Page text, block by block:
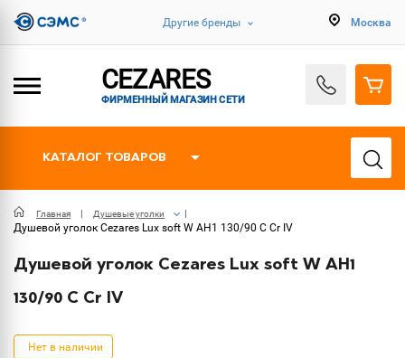
Другие бренды Москва
CEZARES
ФИРМЕННЫЙ МАГАЗИН СЕТИ
КАТАЛОГ ТОВАРОВ
Главная Душевые уголки
Душевой уголок Cezares Lux soft W AH1 130/90 C Cr IV
Душевой уголок Cezares Lux soft W AH1
130/90 C Cr IV
Нет в наличии